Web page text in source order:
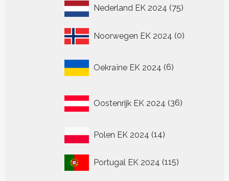
Nederland EK 2024 7575
Noorwegen EK 2024 00
Oekraïne EK 2024 6
producten
Oostenrijk EK 2024 36
producten
Polen EK 2024 1414
Portugal EK 2024 115115